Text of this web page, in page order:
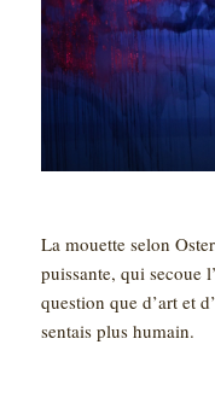
La mouette selon
puissante, qui secoue
question que d’art et
sentais plus humain.